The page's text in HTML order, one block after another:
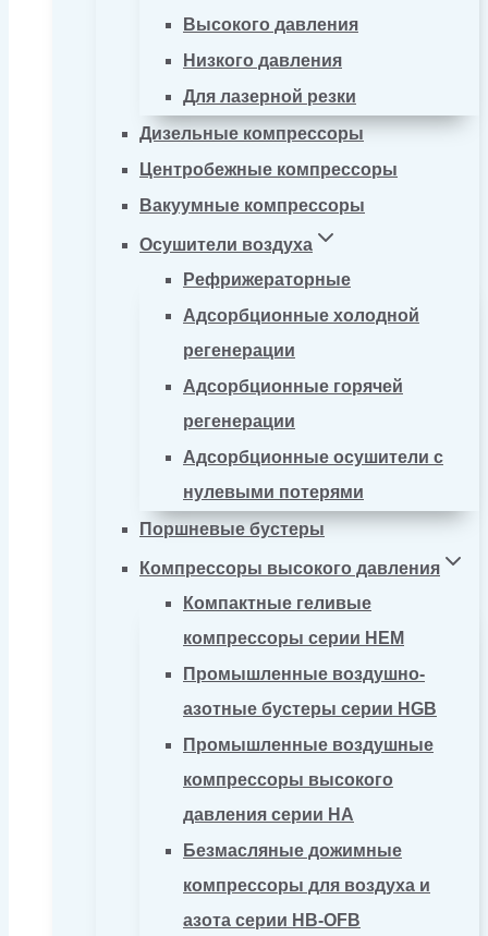
Высокого давления
Низкого давления
Для лазерной резки
Дизельные компрессоры
Центробежные компрессоры
Вакуумные компрессоры
Осушители воздуха
Рефрижераторные
Адсорбционные холодной
регенерации
Адсорбционные горячей
регенерации
Адсорбционные осушители с
нулевыми потерями
Поршневые бустеры
Компрессоры высокого давления
Компактные геливые
компрессоры серии HEM
Промышленные воздушно-
азотные бустеры серии HGB
Промышленные воздушные
компрессоры высокого
давления серии HA
Безмасляные дожимные
компрессоры для воздуха и
азота серии HB-OFB